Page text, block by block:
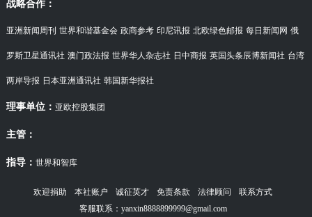
战略合作：
亚洲新闻周刊 世界和谐基金会 政商参考 印尼讯报 北欧绿色邮报 每日新闻网 俄
罗斯卫星通讯社 澳门政法报 世界华人杂志社 日中商报 英国头条辰博新闻社 台湾
两岸导报 日本亚洲通讯社 韩国新华报社
理事单位： 亚欧控股集团
主管：
指导： 世界和智库
欢迎捐助 本社账户 诚征英才 免责条款 法律顾问
联系方式
客服联系：yanxin8888899999@gmail.com